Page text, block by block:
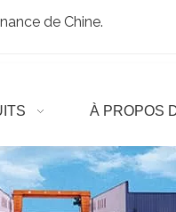
de Chine.
À PROPOS